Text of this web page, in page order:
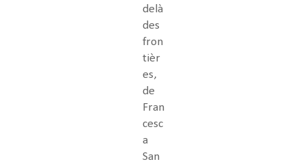
delà
des
fron
tièr
es,
de
Fran
cesc
a
San